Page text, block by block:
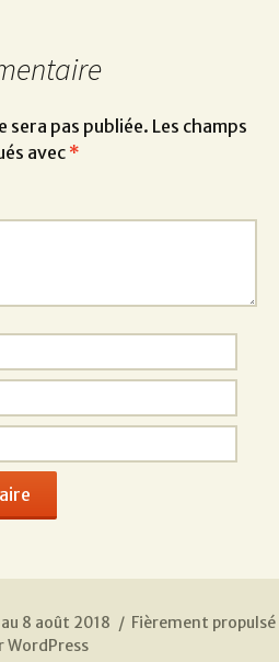
sera pas publiée. Les champs
avec *
8 août 2018
Fièrement propulsé
WordPress